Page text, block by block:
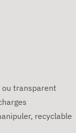
ou transparent
recyclable